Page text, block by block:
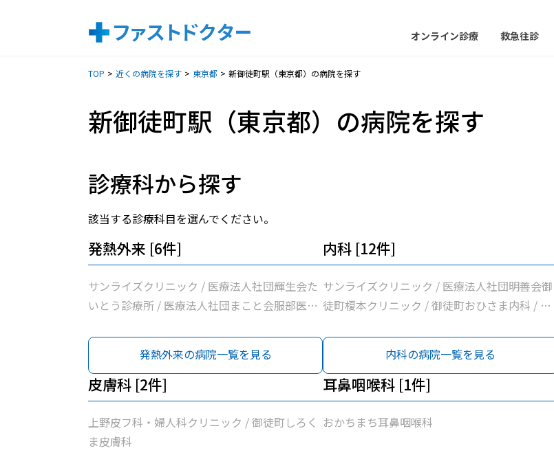
オンライン診療 救急往診
TOP 近くの病院を探す 東京都 新御徒町駅（東京都）の病院を探す
新御徒町駅（東京都）の病院を探す
診療科から探す
該当する診療科目を選んでください。
発熱外来 [6件]
サンライズクリニック / 医療法人社団輝生会た
いとう診療所 / 医療法人社団まこと会服部医院
整形外科 / 東京保健生活協同組合蔵前協立診療
発熱外来の病院一覧を見る
内科 [12件]
サンライズクリニック / 医療法人社団明善会御
徒町榎本クリニック / 御徒町おひさま内科 / 岩
医療法人社団まこと会服部医院 / 医療法人社団
曽谷村医院 / 富村内科小児科 / 医療法人社団佐
藤整形外科 / 新見クリニック / 東京保健生活協
同組合蔵前協立診療所 / 医療法人社団雪風会ふ
じ内科
内科の病院一覧を見る
皮膚科 [2件]
上野皮フ科・婦人科クリニック / 御徒町しろく
ま皮膚科
耳鼻咽喉科 [1件]
おかちまち耳鼻咽喉科